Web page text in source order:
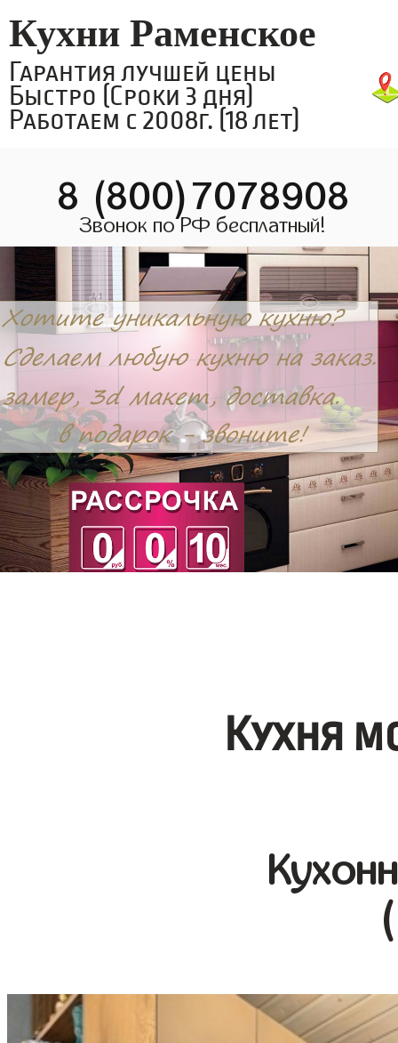
Кухни Раменское
Гарантия лучшей цены
Быстро (Сроки 3 дня)
Работаем с 2008г. (18 лет)
8 (800)7078908
Звонок по РФ бесплатный!
Кухня